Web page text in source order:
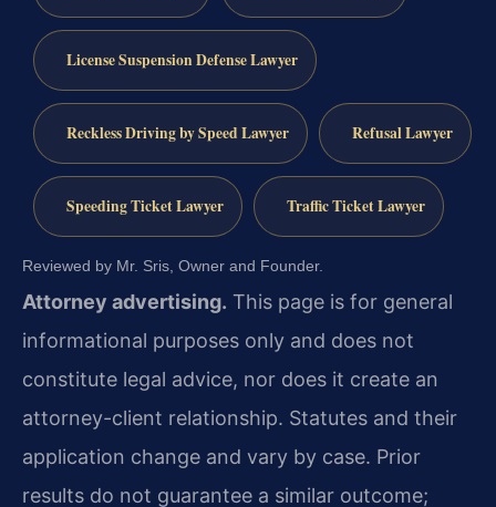
License Suspension Defense Lawyer
Reckless Driving by Speed Lawyer Refusal Lawyer
Speeding Ticket Lawyer Traffic Ticket Lawyer
Reviewed by Mr. Sris, Owner and Founder.
Attorney advertising. This page is for general
informational purposes only and does not
constitute legal advice, nor does it create an
attorney-client relationship. Statutes and their
application change and vary by case. Prior
results do not guarantee a similar outcome;